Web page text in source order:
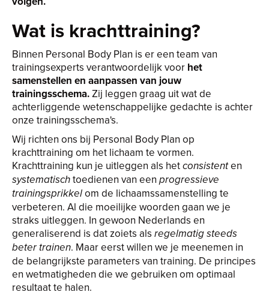
Wat is krachttraining?
Binnen Personal Body Plan is er een team van
trainingsexperts verantwoordelijk voor het
samenstellen en aanpassen van jouw
trainingsschema.Zij leggen graag uit wat de
achterliggende wetenschappelijke gedachte is achter
onze trainingsschema's.
Wij richten ons bij Personal Body Plan op
krachttraining om het lichaam te vormen.
Krachttraining kun je uitleggen als het consistenten
systematisch toedienen van een progressieve
trainingsprikkel om de lichaamssamenstelling te
verbeteren. Al die moeilijke woorden gaan we je
straks uitleggen. In gewoon Nederlands en
generaliserend is dat zoiets als regelmatig steeds
beter trainen. Maar eerst willen we je meenemen in
de belangrijkste parameters van training. De principes
en wetmatigheden die we gebruiken om optimaal
resultaat te halen.